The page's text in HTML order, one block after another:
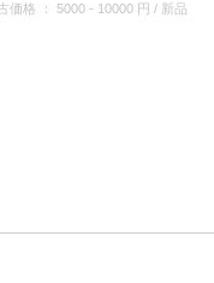
価格 ： 5000 - 10000 円 / 新品